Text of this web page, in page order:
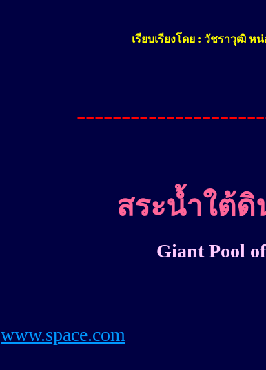
เรียบเรียงโดย: วัชราวุฒิ หน่
สระน้ำใต้
Giant Pool
www.space.com